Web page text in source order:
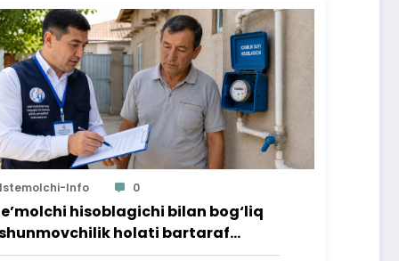
Istemolchi-Info 0
hisoblagichi bilan bog‘liq
holati bartaraf